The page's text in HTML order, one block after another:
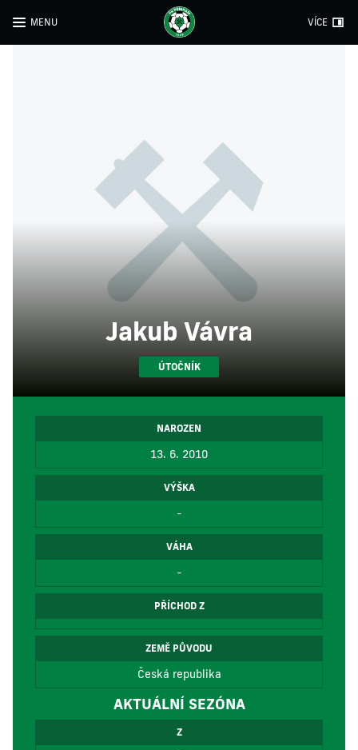
MENU VÍCE
Jakub Vávra
ÚTOČNÍK
NAROZEN
13. 6. 2010
VÝŠKA
-
VÁHA
-
PŘÍCHOD Z
ZEMĚ PŮVODU
Česká republika
AKTUÁLNÍ SEZÓNA
Z